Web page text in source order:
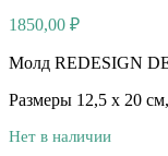
1850,00 ₽
Молд REDESIGN
Размеры 12,5 х 20
Нет в наличии